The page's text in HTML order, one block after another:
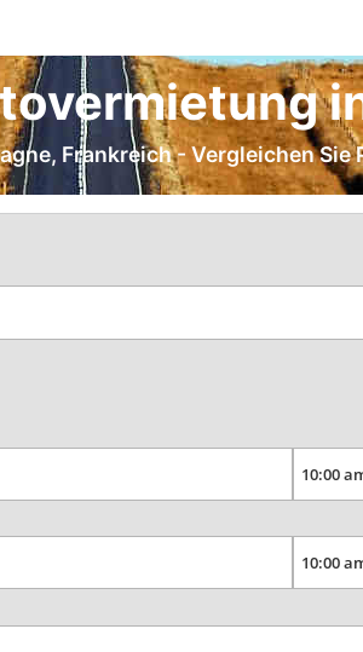
Frankreich - Vergleichen Sie